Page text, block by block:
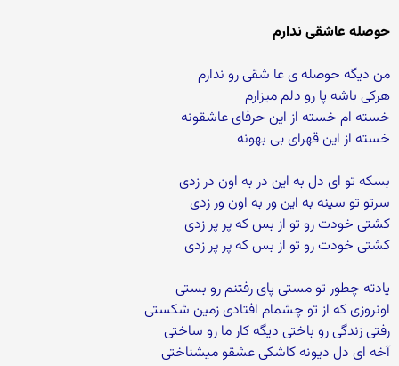
حوصله عاشقی ندارم
من دیگه حوصله ی عا شقی رو ندارم
هرکی باشه پا رو دلم میزارم
خسته ام خسته از این حرفای عاشقونه
خسته از این قهرای بی بهونه
بسکه تو ای دل به این در به اون در زدی
سرتو تو سینه به این ور به اون ور زدی
کشتی خودت رو تو از بس که پر پر زدی
کشتی خودت رو تو از بس که پر پر زدی
یادته چطور تو مستی پای رفتنم رو بستی
اونروزی که از تو چشمام افتادی زمین شکستی
رفتی زندگی رو باختی دیگه کار ما رو ساختی
آخه ای دل دیونه کاشکی عشقو میشناختی